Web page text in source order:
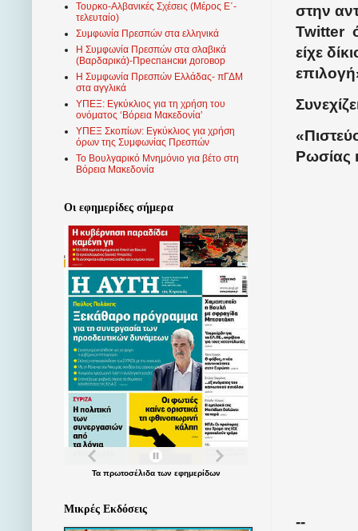
στην
Twitter
είχε
Ρωσίας
--
Τουρκο-Αλβανικές Σχέσεις (Μέρος Ε΄-
τελευταίο)
Συμφωνία Πρεσπών στα ελληνικά
Η Συμφωνία Πρεσπών στα σλαβικά
(Βαρδαρικά)-Преспански договор
Η Συμφωνία Πρεσπών Ελλάδας- πΓΔΜ
στα αγγλικά
ΥΠΕΞ: Εγκύκλιος για τη χρήση του
ονόματος ‘Βόρεια Μακεδονία’
ΥΠΕΞ Σκοπίων: Εγκύκλιος για χρήση
όρων της Συμφωνίας Πρεσπών
Το Βουλγαρικό Μνημόνιο για βέτο στη
Βόρεια Μακεδονία
Οι εφημερίδες σήμερα
Τα πρωτοσέλιδατων εφημερίδων
Μικρές Εκδόσεις